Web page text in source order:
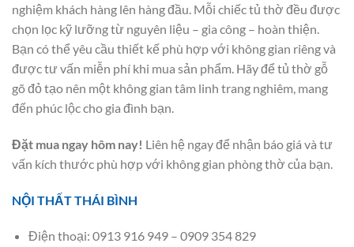
nghiệm khách hàng lên hàng đầu. Mỗi chiếc tủ thờ đều được
chọn lọc kỹ lưỡng từ nguyên liệu – gia công – hoàn thiện.
Bạn có thể yêu cầu thiết kế phù hợp với không gian riêng và
được tư vấn miễn phí khi mua sản phẩm. Hãy để tủ thờ gỗ
gõ đỏ tạo nên một không gian tâm linh trang nghiêm, mang
đến phúc lộc cho gia đình bạn.
Đặt mua ngay hôm nay! Liên hệ ngay để nhận báo giá và tư
vấn kích thước phù hợp với không gian phòng thờ của bạn.
NỘI THẤT THÁI BÌNH
Điện thoại: 0913 916 949 – 0909 354 829